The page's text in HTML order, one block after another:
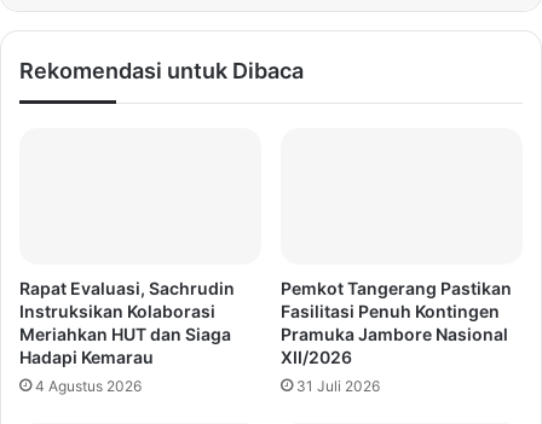
Rekomendasi untuk Dibaca
Rapat Evaluasi, Sachrudin
Instruksikan Kolaborasi
Meriahkan HUT dan Siaga
Hadapi Kemarau
4 Agustus 2026
Pemkot Tangerang Pastikan
Fasilitasi Penuh Kontingen
Pramuka Jambore Nasional
XII/2026
31 Juli 2026